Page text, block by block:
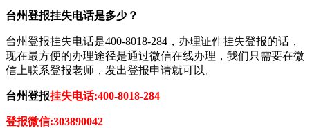
台州登报挂失电话是多少？
台州登报挂失电话是400-8018-284，办理证件挂失登报的话，
现在最方便的办理途径是通过微信在线办理，我们只需要在微
信上联系登报老师，发出登报申请就可以。
台州登报挂失电话:400-8018-284
登报微信:303890042